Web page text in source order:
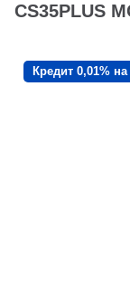
CS35PLUS
Кредит 0,01% на